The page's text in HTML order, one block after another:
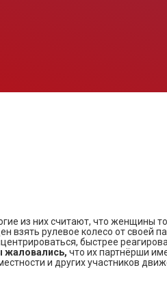
из них считают, что женщины
взять рулевое колесо от своей
быстрее
жаловались, что их партнёрши
и других участников